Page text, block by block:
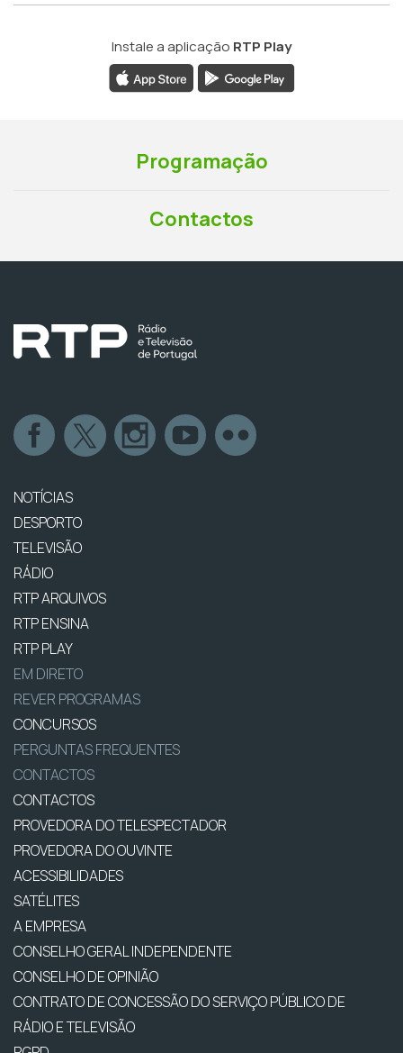
Instale a aplicação RTP Play
Programação
Contactos
NOTÍCIAS
DESPORTO
TELEVISÃO
RÁDIO
RTP ARQUIVOS
RTP ENSINA
RTP PLAY
EM DIRETO
REVER PROGRAMAS
CONCURSOS
PERGUNTAS FREQUENTES
CONTACTOS
CONTACTOS
PROVEDORA DO TELESPECTADOR
PROVEDORA DO OUVINTE
ACESSIBILIDADES
SATÉLITES
A EMPRESA
CONSELHO GERAL INDEPENDENTE
CONSELHO DE OPINIÃO
CONTRATO DE CONCESSÃO DO SERVIÇO PÚBLICO DE
RÁDIO E TELEVISÃO